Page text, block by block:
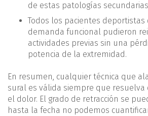
de estas patologías
Todos los pacientes deportistas
demanda funcional pudieron
actividades previas sin una
potencia de la extremidad.
En resumen, cualquier técnica que
sural es válida siempre que resuelva
el dolor. El grado de retracción se
hasta la fecha no podemos